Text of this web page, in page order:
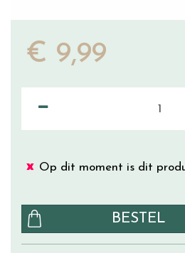
€ 9,99
Op dit moment is dit